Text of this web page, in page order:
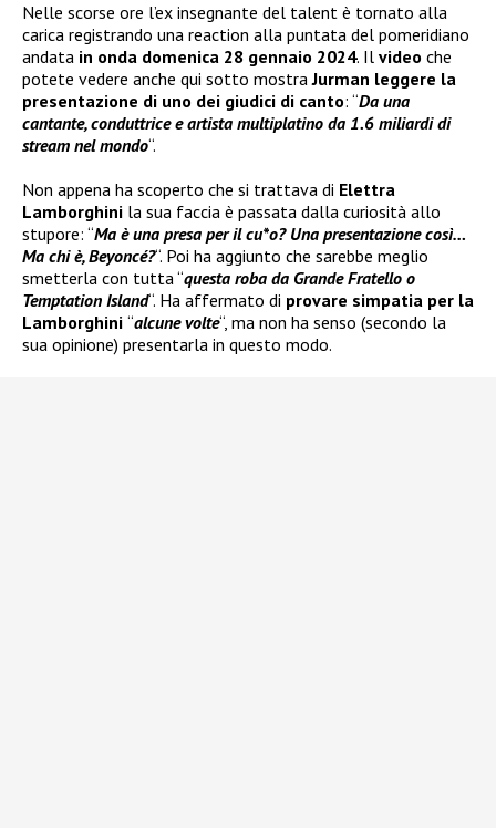
Nelle scorse ore l’ex insegnante del talent è tornato alla
carica registrando una reaction alla puntata del pomeridiano
andata in onda domenica 28 gennaio 2024. Il video che
potete vedere anche qui sotto mostraJurman leggere la
presentazione di uno dei giudici di canto: “Da una
cantante, conduttrice e artista multiplatino da 1.6 miliardi di
stream nel mondo“.
Non appena ha scoperto che si trattava di Elettra
Lamborghini la sua faccia è passata dalla curiosità allo
stupore: “Ma è una presa per il cu*o? Una presentazione così…
Ma chi è, Beyoncé?“. Poi ha aggiunto che sarebbe meglio
smetterla con tutta “questa roba da Grande Fratello o
Temptation Island“. Ha affermato di provare simpatia per la
Lamborghini “alcune volte“, ma non ha senso (secondo la
sua opinione) presentarla in questo modo.